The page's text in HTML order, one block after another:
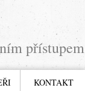
přístupem
KONTAKT